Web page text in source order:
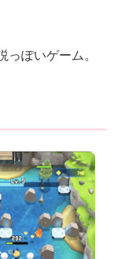
ぽいゲーム。